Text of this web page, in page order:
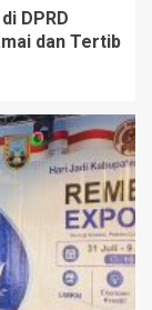
DPRD
dan Tertib